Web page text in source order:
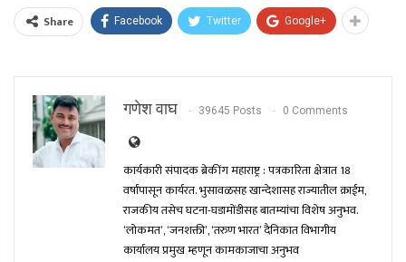
Share Facebook Twitter Google+
गणेश वाघ 39645 Posts 0 Comments
कार्यकारी संपादक ब्रेकींग महाराष्ट्र : पत्रकारिता क्षेत्रात 18
वर्षांपासून कार्यरत. भुसावळसह खान्देशासह राज्यातील क्राईम,
राजकीय तसेच घटना-घडामोंडीसह बातम्यांचा विशेष अनुभव.
‘लोकमत’, ‘जनशक्ती’, ‘तरुण भारत’ दैनिकात विभागीय
कार्यालय प्रमुख म्हणून कामकाजाचा अनुभव